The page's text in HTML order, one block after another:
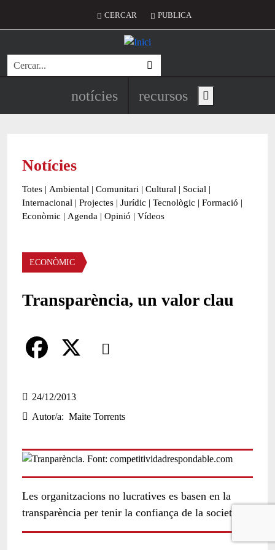
Menú del compte d'usuari
CERCAR PUBLICA
Cerca
Navegació principal de
notícies recursos Show main menu
Notícies
Totes | Ambiental | Comunitari | Cultural | Social |
Internacional | Projectes | Jurídic | Tecnològic | Formació |
Econòmic | Agenda | Opinió | Vídeos
Àmbit de la notícia
ECONÒMIC
Transparència, un valor clau
Comparteix
a
c
b
24/12/2013
Autor/a
Maite Torrents
Les organitzacions no lucratives es basen en la
transparència per tenir la confiança de la societat.